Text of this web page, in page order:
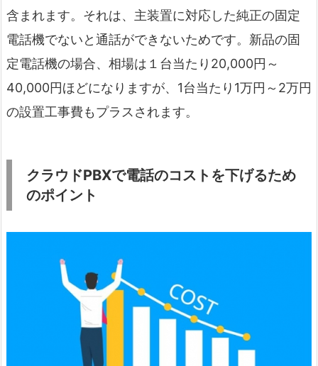
含まれます。それは、主装置に対応した純正の固定
電話機でないと通話ができないためです。新品の固
定電話機の場合、相場は１台当たり20,000円～
40,000円ほどになりますが、1台当たり1万円～2万円
の設置工事費もプラスされます。
クラウドPBXで電話のコストを下げるため
のポイント